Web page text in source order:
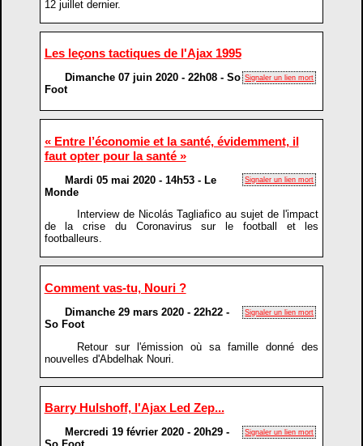
12 juillet dernier.
Les leçons tactiques de l'Ajax 1995
Signaler un lien mort
Dimanche 07 juin 2020 - 22h08 - So
Foot
« Entre l’économie et la santé, évidemment, il
faut opter pour la santé »
Signaler un lien mort
Mardi 05 mai 2020 - 14h53 - Le
Monde
Interview de Nicolás Tagliafico au sujet de l'impact
de la crise du Coronavirus sur le football et les
footballeurs.
Comment vas-tu, Nouri ?
Signaler un lien mort
Dimanche 29 mars 2020 - 22h22 -
So Foot
Retour sur l'émission où sa famille donné des
nouvelles d'Abdelhak Nouri.
Barry Hulshoff, l'Ajax Led Zep...
Signaler un lien mort
Mercredi 19 février 2020 - 20h29 -